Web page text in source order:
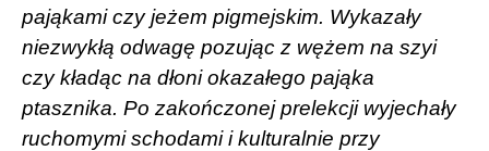
pająkami czy jeżem pigmejskim. Wykazały
niezwykłą odwagę pozując z wężem na szyi
czy kładąc na dłoni okazałego pająka
ptasznika. Po zakończonej prelekcji wyjechały
ruchomymi schodami i kulturalnie przy